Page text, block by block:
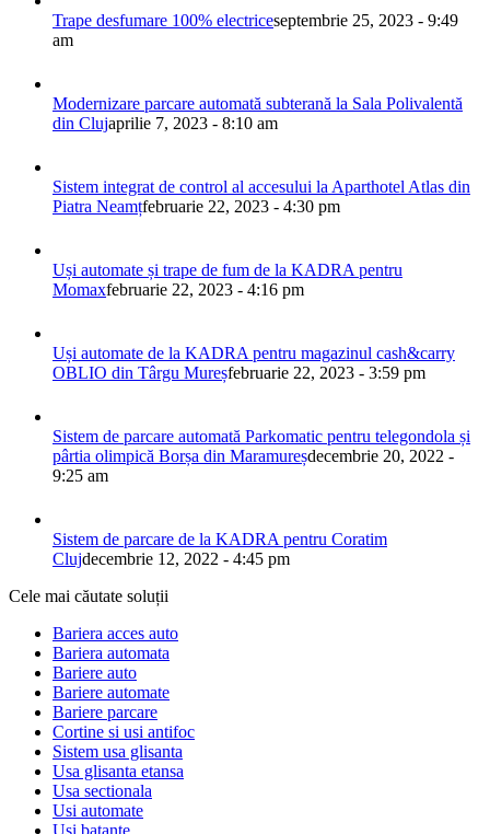
Trape desfumare 100% electriceseptembrie 25, 2023 - 9:49
am
Modernizare parcare automată subterană la Sala Polivalentă
din Clujaprilie 7, 2023 - 8:10 am
Sistem integrat de control al accesului la Aparthotel Atlas din
Piatra Neamțfebruarie 22, 2023 - 4:30 pm
Uși automate și trape de fum de la KADRA pentru
Momaxfebruarie 22, 2023 - 4:16 pm
Uși automate de la KADRA pentru magazinul cash&carry
OBLIO din Târgu Mureșfebruarie 22, 2023 - 3:59 pm
Sistem de parcare automată Parkomatic pentru telegondola și
pârtia olimpică Borșa din Maramureșdecembrie 20, 2022 -
9:25 am
Sistem de parcare de la KADRA pentru Coratim
Clujdecembrie 12, 2022 - 4:45 pm
Cele mai căutate soluții
Bariera acces auto
Bariera automata
Bariere auto
Bariere automate
Bariere parcare
Cortine si usi antifoc
Sistem usa glisanta
Usa glisanta etansa
Usa sectionala
Usi automate
Usi batante